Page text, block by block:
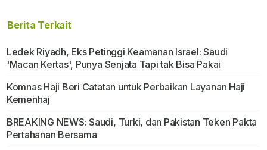
Berita Terkait
Ledek Riyadh, Eks Petinggi Keamanan Israel: Saudi
'Macan Kertas', Punya Senjata Tapi tak Bisa Pakai
Komnas Haji Beri Catatan untuk Perbaikan Layanan Haji
Kemenhaj
BREAKING NEWS: Saudi, Turki, dan Pakistan Teken Pakta
Pertahanan Bersama